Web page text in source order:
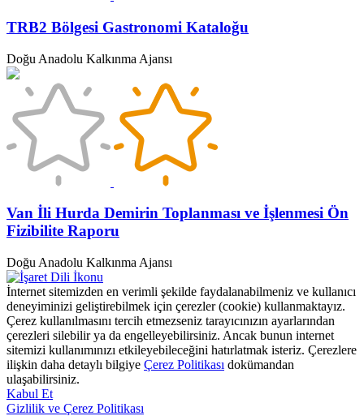
TRB2 Bölgesi Gastronomi Kataloğu
Doğu Anadolu Kalkınma Ajansı
Van İli Hurda Demirin Toplanması ve İşlenmesi Ön
Fizibilite Raporu
Doğu Anadolu Kalkınma Ajansı
İnternet sitemizden en verimli şekilde faydalanabilmeniz ve kullanıcı
deneyiminizi geliştirebilmek için çerezler (cookie) kullanmaktayız.
Çerez kullanılmasını tercih etmezseniz tarayıcınızın ayarlarından
çerezleri silebilir ya da engelleyebilirsiniz. Ancak bunun internet
sitemizi kullanımınızı etkileyebileceğini hatırlatmak isteriz. Çerezlere
ilişkin daha detaylı bilgiye Çerez Politikası dokümandan
ulaşabilirsiniz.
Kabul Et
Gizlilik ve Çerez Politikası